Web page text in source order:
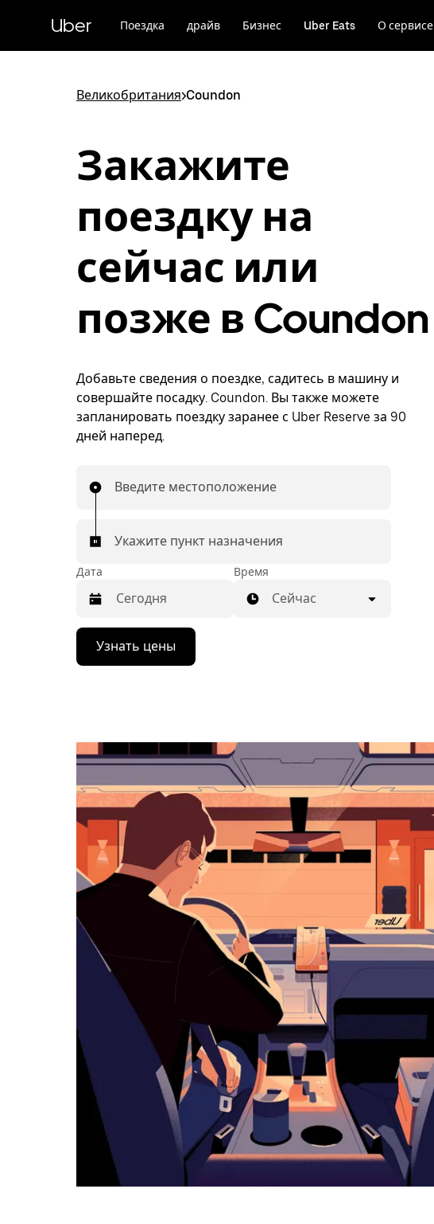
к
Uber Поездка драйв Бизнес Uber Eats О сервисе
Великобритания>Coundon
Закажите
поездку на
сейчас или
позже в Coundon
Добавьте сведения о поездке, садитесь в машину и
совершайте посадку. Coundon. Вы также можете
запланировать поездку заранее с Uber Reserve за 90
дней наперед.
Введите местоположение
Укажите пункт назначения
Дата
Нажмите
стрелку
вниз,
выбрать
дату.
закрыть
календарь,
нажмите
Esc.
Время
Сейчас
Узнать цены